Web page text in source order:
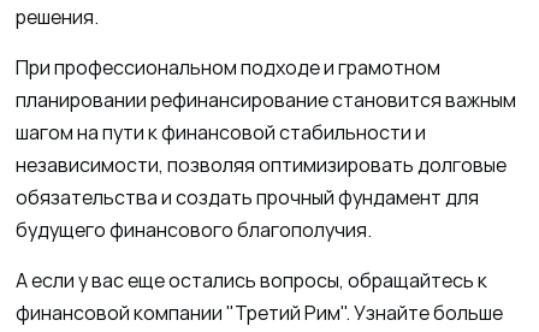
решения.
При профессиональном подходе и грамотном
планировании рефинансирование становится важным
шагом на пути к финансовой стабильности и
независимости, позволяя оптимизировать долговые
обязательства и создать прочный фундамент для
будущего финансового благополучия.
А если у вас еще остались вопросы, обращайтесь к
финансовой компании "Третий Рим". Узнайте больше